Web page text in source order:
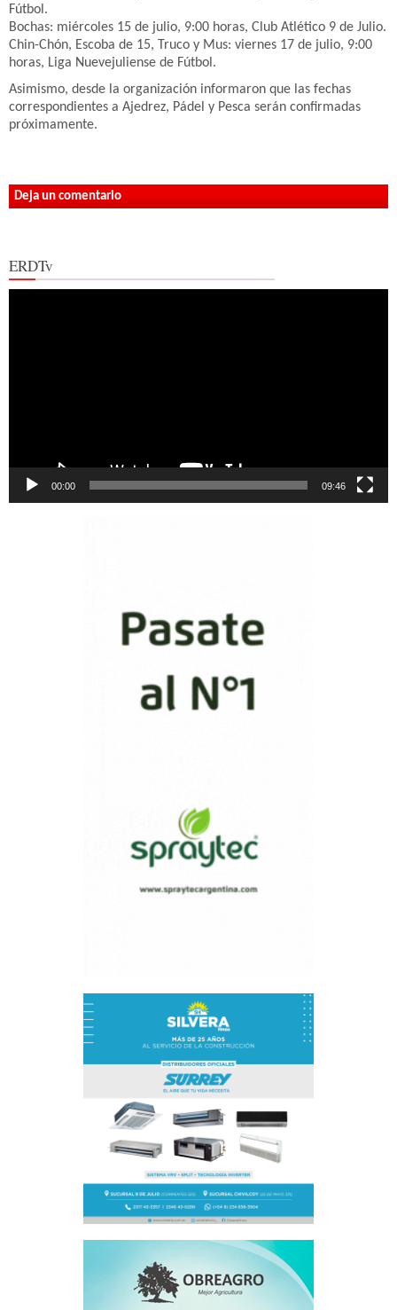
Fútbol.
Bochas: miércoles 15 de julio, 9:00 horas, Club Atlético 9 de Julio.
Chin-Chón, Escoba de 15, Truco y Mus: viernes 17 de julio, 9:00
horas, Liga Nuevejuliense de Fútbol.
Asimismo, desde la organización informaron que las fechas
correspondientes a Ajedrez, Pádel y Pesca serán confirmadas
próximamente.
Deja un comentario
ERDTv
00:00 09:46